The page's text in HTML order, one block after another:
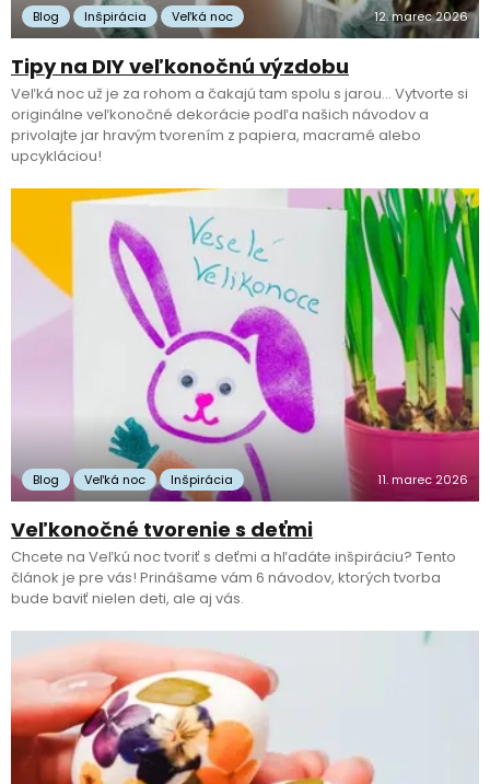
Blog Inšpirácia Veľká noc 12. marec 2026
Tipy na DIY veľkonočnú výzdobu
Veľká noc už je za rohom a čakajú tam spolu s jarou… Vytvorte si
originálne veľkonočné dekorácie podľa našich návodov a
privolajte jar hravým tvorením z papiera, macramé alebo
upcykláciou!
Blog Veľká noc Inšpirácia 11. marec 2026
Veľkonočné tvorenie s deťmi
Chcete na Veľkú noc tvoriť s deťmi a hľadáte inšpiráciu? Tento
článok je pre vás! Prinášame vám 6 návodov, ktorých tvorba
bude baviť nielen deti, ale aj vás.